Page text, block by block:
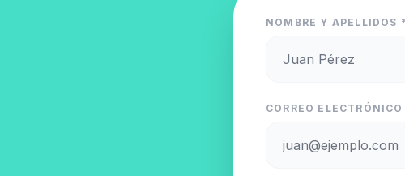
NOMBRE Y APELLIDOS *
CORREO